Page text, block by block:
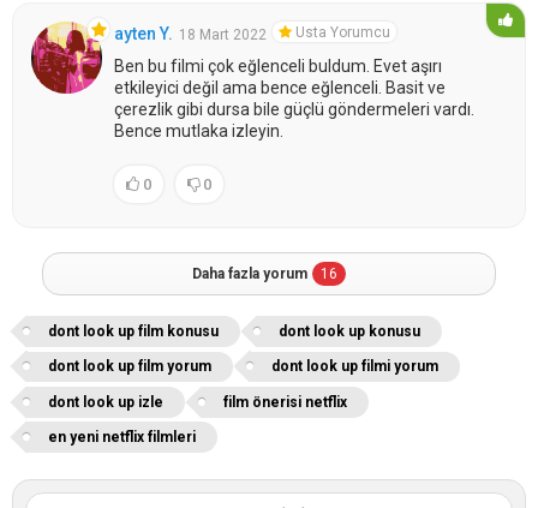
ayten Y. 18 Mart 2022 Usta Yorumcu
Ben bu filmi çok eğlenceli buldum. Evet aşırı
etkileyici değil ama bence eğlenceli. Basit ve
çerezlik gibi dursa bile güçlü göndermeleri vardı.
Bence mutlaka izleyin.
0 0
Daha fazla yorum 16
dont look up film konusu dont look up konusu
dont look up film yorum dont look up filmi yorum
dont look up izle film önerisi netflix
en yeni netflix filmleri